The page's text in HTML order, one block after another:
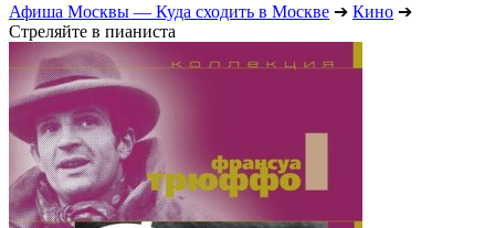
Афиша Москвы — Куда сходить в Москве ➔ Кино ➔
Стреляйте в пианиста